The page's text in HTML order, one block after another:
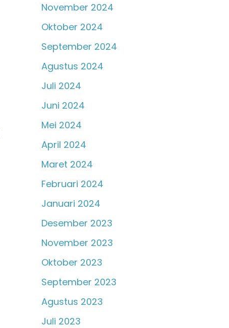
November 2024
Oktober 2024
September 2024
Agustus 2024
Juli 2024
Juni 2024
Mei 2024
April 2024
Maret 2024
Februari 2024
Januari 2024
Desember 2023
November 2023
Oktober 2023
September 2023
Agustus 2023
Juli 2023